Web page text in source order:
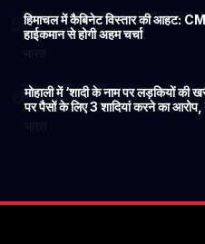
5हिमाचल में कैबिनेट विस्तार की आहट:
हाईकमान से होगी अहम चर्चा
6मोहाली में ‘शादी के नाम पर लड़कियों
पर पैसों के लिए 3 शादियां करने का